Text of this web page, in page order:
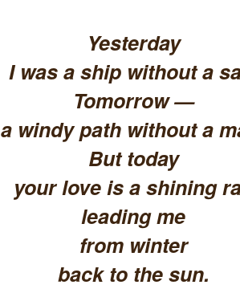
Yesterday
I was a ship without a
Tomorrow —
a windy path without a
But today
your love is a shining
leading me
from winter
back to the sun.